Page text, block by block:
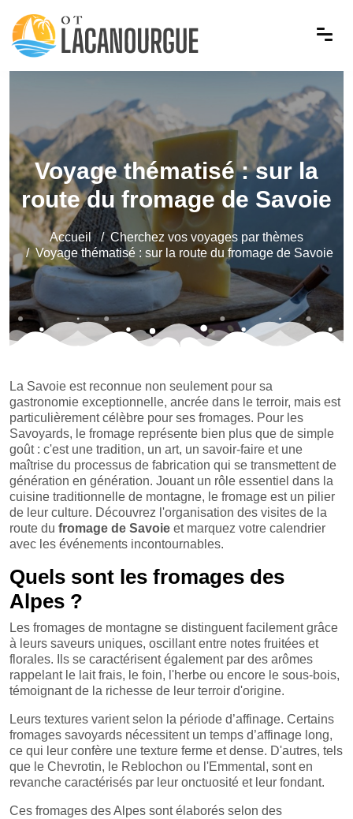
Voyage thématisé : sur la
route du fromage de Savoie
Accueil
Cherchez vos voyages par thèmes
Voyage thématisé : sur la route du fromage de Savoie
La Savoie est reconnue non seulement pour sa
gastronomie exceptionnelle, ancrée dans le terroir, mais est
particulièrement célèbre pour ses fromages. Pour les
Savoyards, le fromage représente bien plus que de simple
goût : c'est une tradition, un art, un savoir-faire et une
maîtrise du processus de fabrication qui se transmettent de
génération en génération. Jouant un rôle essentiel dans la
cuisine traditionnelle de montagne, le fromage est un pilier
de leur culture. Découvrez l'organisation des visites de la
route du fromage de Savoie et marquez votre calendrier
avec les événements incontournables.
Quels sont les fromages des
Alpes ?
Les fromages de montagne se distinguent facilement grâce
à leurs saveurs uniques, oscillant entre notes fruitées et
florales. Ils se caractérisent également par des arômes
rappelant le lait frais, le foin, l'herbe ou encore le sous-bois,
témoignant de la richesse de leur terroir d'origine.
Leurs textures varient selon la période d’affinage. Certains
fromages savoyards nécessitent un temps d’affinage long,
ce qui leur confère une texture ferme et dense. D'autres, tels
que le Chevrotin, le Reblochon ou l'Emmental, sont en
revanche caractérisés par leur onctuosité et leur fondant.
Ces fromages des Alpes sont élaborés selon des